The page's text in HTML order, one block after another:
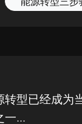
转型已经成为
一...